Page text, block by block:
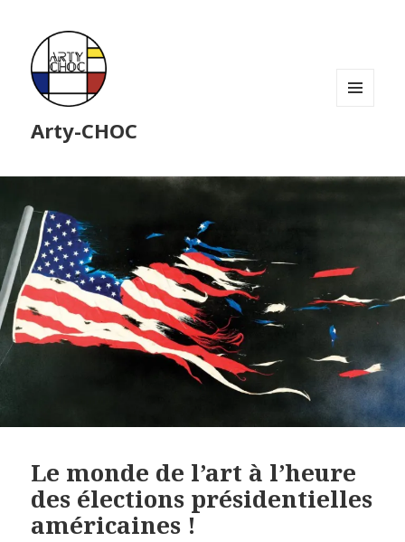
Arty-CHOC
Le monde de l’art à l’heure
des élections présidentielles
américaines !